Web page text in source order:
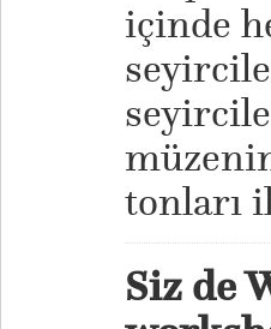
içinde
tonları
Siz de